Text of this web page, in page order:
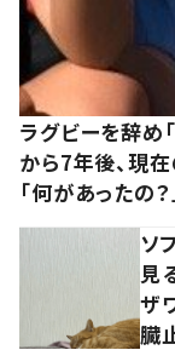
ラグビーを辞め
から7年後、現
「何があったの
ソ
見
ザ
臓